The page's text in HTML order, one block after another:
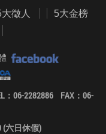
大徵人
5大金榜
：06-2282886 FAX：06-
(六日休假)